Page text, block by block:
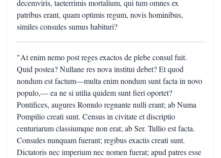
decemviris, taeterrimis mortalium, qui tum omnes ex
patribus erant, quam optimis regum, novis hominibus,
similes consules sumus habituri?
"At enim nemo post reges exactos de plebe consul fuit.
Quid postea? Nullane res nova institui debet? Et quod
nondum est factum—multa enim nondum sunt facta in novo
populo,— ea ne si utilia quidem sunt fieri oportet?
Pontifices, augures Romulo regnante nulli erant; ab Numa
Pompilio creati sunt. Census in civitate et discriptio
centuriarum classiumque non erat; ab Ser. Tullio est facta.
Consules nunquam fuerant; regibus exactis creati sunt.
Dictatoris nec imperium nec nomen fuerat; apud patres esse